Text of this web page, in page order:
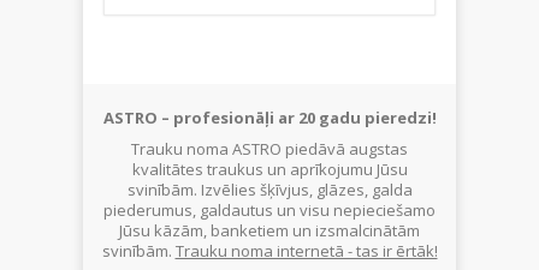
ASTRO – profesionāļi ar 20 gadu pieredzi!
Trauku noma ASTRO piedāvā augstas
kvalitātes traukus un aprīkojumu Jūsu
svinībām. Izvēlies šķīvjus, glāzes, galda
piederumus, galdautus un visu nepieciešamo
Jūsu kāzām, banketiem un izsmalcinātām
svinībām. Trauku noma internetā - tas ir ērtāk!